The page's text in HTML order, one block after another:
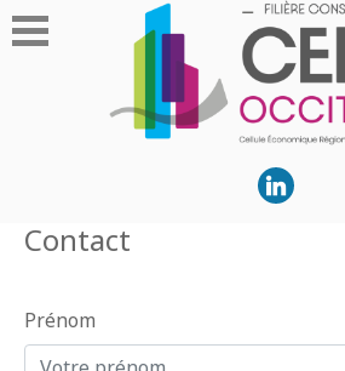
Contact
Prénom